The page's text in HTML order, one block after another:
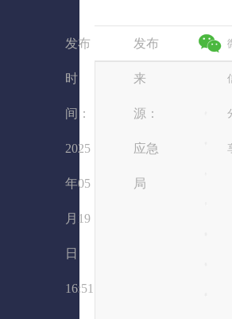
发布
时
间：
2025
年05
月19
日
16:51
发布
来
源：
应急
局